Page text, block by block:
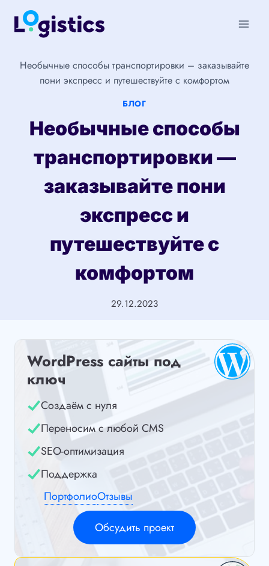
Перейти
Необычные способы транспортировки – заказывайте
пони экспресс и путешествуйте с комфортом
БЛОГ
Необычные способы
транспортировки —
заказывайте пони
экспресс и
путешествуйте с
комфортом
29.12.2023
WordPress сайты под
ключ
Создаём с нуля
Переносим с любой CMS
SEO-оптимизация
Поддержка
ПортфолиоОтзывы
Обсудить проект